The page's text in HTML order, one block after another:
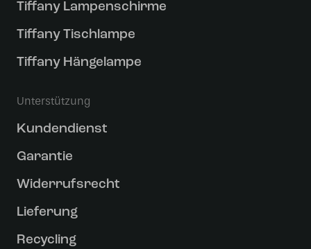
Tiffany Lampenschirme
Tiffany Tischlampe
Tiffany Hängelampe
Unterstützung
Kundendienst
Garantie
Widerrufsrecht
Lieferung
Recycling